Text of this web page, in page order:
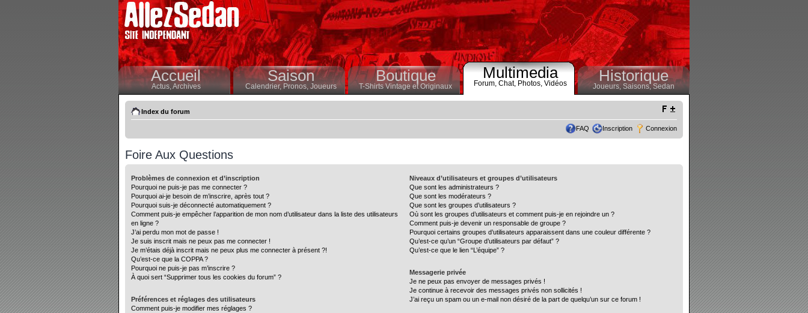
Accueil
Actus,Archives
Saison
Calendrier,Pronos, Joueurs
Boutique
T-Shirts Vintage et Originaux
Multimedia
Forum, Chat, Photos, Vidéos Historique
Joueurs, Saisons,Sedan
Index du forum
FAQ Inscription Connexion
Foire Aux Questions
Problèmes de connexion et d’inscription
Pourquoi ne puis-je pas me connecter ?
Pourquoi ai-je besoin de m’inscrire, après tout ?
Pourquoi suis-je déconnecté automatiquement ?
Comment puis-je empêcher l’apparition de mon nom d’utilisateur dans la liste des utilisateurs
en ligne ?
J’ai perdu mon mot de passe !
Je suis inscrit mais ne peux pas me connecter !
Je m’étais déjà inscrit mais ne peux plus me connecter à présent ?!
Qu’est-ce que la COPPA ?
Pourquoi ne puis-je pas m’inscrire ?
À quoi sert “Supprimer tous les cookies du forum” ?
Préférences et réglages des utilisateurs
Comment puis-je modifier mes réglages ?
Niveaux d’utilisateurs et groupes d’utilisateurs
Que sont les administrateurs ?
Que sont les modérateurs ?
Que sont les groupes d’utilisateurs ?
Où sont les groupes d’utilisateurs et comment puis-je en rejoindre un ?
Comment puis-je devenir un responsable de groupe ?
Pourquoi certains groupes d’utilisateurs apparaissent dans une couleur différente ?
Qu’est-ce qu’un “Groupe d’utilisateurs par défaut” ?
Qu’est-ce que le lien “L’équipe” ?
Messagerie privée
Je ne peux pas envoyer de messages privés !
Je continue à recevoir des messages privés non sollicités !
J’ai reçu un spam ou un e-mail non désiré de la part de quelqu’un sur ce forum !